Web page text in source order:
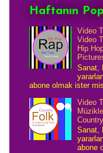
Haftanın
Video
Video
Hip
Sanat,
abone olmak ister
Video
Sanat,
abone